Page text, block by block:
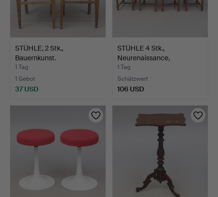
STÜHLE, 2 Stk.,
Bauernkunst.
1 Tag
1 Gebot
37 USD
STÜHLE 4 Stk.,
Neurenaissance,
Jahrhundert…
1 Tag
Schätzwert
106 USD